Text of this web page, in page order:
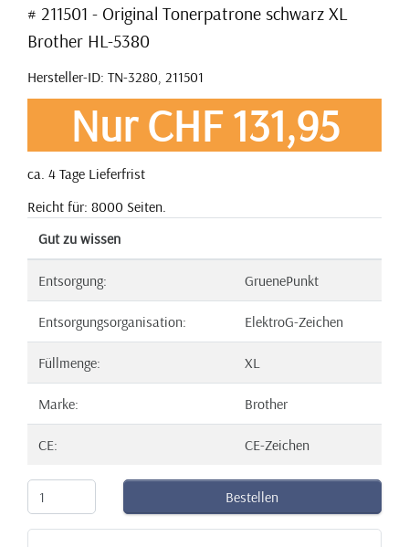
# 211501 - Original Tonerpatrone schwarz XL
Brother HL-5380
Hersteller-ID: TN-3280, 211501
Nur CHF 131,95
ca. 4 Tage Lieferfrist
Reicht für: 8000 Seiten.
Gut zu wissen
Entsorgung: GruenePunkt
Entsorgungsorganisation: ElektroG-Zeichen
Füllmenge: XL
Marke: Brother
CE: CE-Zeichen
Bestellen